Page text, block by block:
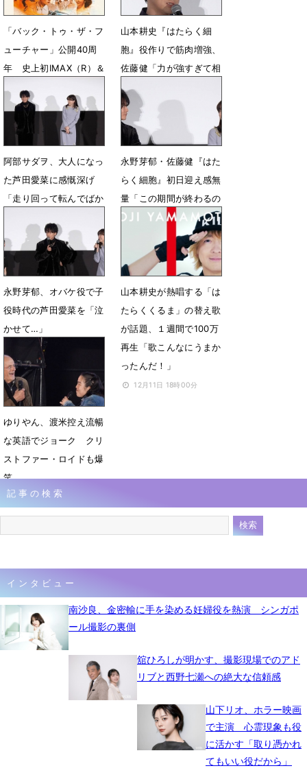
「バック・トゥ・ザ・フ
ューチャー」公開40周
年 史上初IMAX（R）＆
10月21日 12時13分
山本耕史『はたらく細
胞』役作りで筋肉増強、
佐藤健「力が強すぎて相
手が吹っ飛んだ」
12月15日 13時26分
阿部サダヲ、大人になっ
た芦田愛菜に感慨深げ
「走り回って転んでばか
12月15日 12時26分
永野芽郁・佐藤健『はた
らく細胞』初日迎え感無
量「この期間が終わるの
が寂しい」
12月15日 11時45分
永野芽郁、オバケ役で子
役時代の芦田愛菜を「泣
かせて…」
12月15日 11時01分
山本耕史が熱唱する「は
たらくくるま」の替え歌
が話題、１週間で100万
再生「歌こんなにうまか
ったんだ！」
12月11日 18時00分
ゆりやん、渡米控え流暢
な英語でジョーク クリ
ストファー・ロイドも爆
笑
12月8日 11時48分
記事の検索
インタビュー
南沙良、金密輸に手を染める妊婦役を熱演 シンガポ
ール撮影の裏側
舘ひろしが明かす、撮影現場でのアド
リブと西野七瀬への絶大な信頼感
山下リオ、ホラー映画
で主演 心霊現象も役
に活かす「取り憑かれ
てもいい役だから」